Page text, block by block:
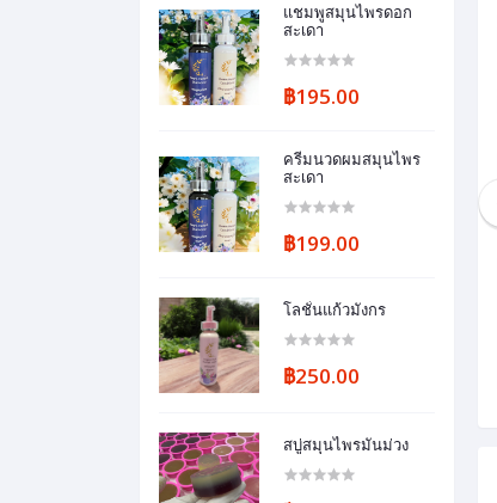
แชมพูสมุนไพรดอก
สะเดา
฿195.00
ครีมนวดผมสมุนไพร
สะเดา
฿199.00
โลชั่นแก้วมังกร
฿250.00
สบู่สมุนไพรมันม่วง
ครีมทามือ ข้าวผกาอำปึล